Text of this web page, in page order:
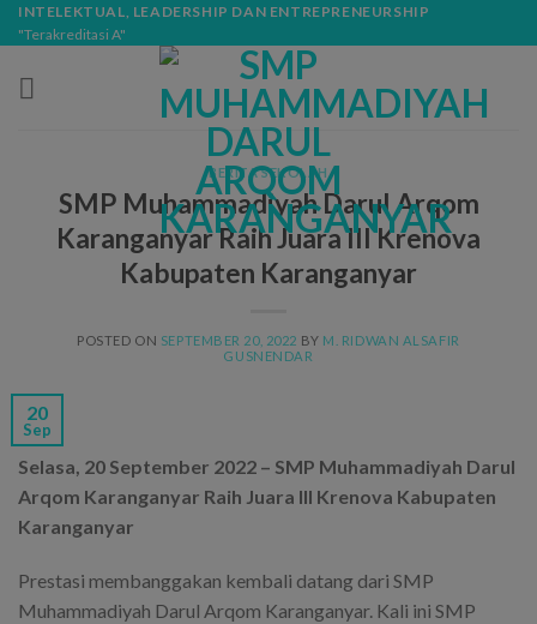
Skip
to
content
INTELEKTUAL, LEADERSHIP DAN ENTREPRENEURSHIP
"Terakreditasi A"
BERITA SEKOLAH
SMP Muhammadiyah Darul Arqom
Karanganyar Raih Juara III Krenova
Kabupaten Karanganyar
POSTED ON SEPTEMBER 20, 2022 BY M. RIDWAN ALSAFIR
GUSNENDAR
20
Sep
Selasa, 20 September 2022 – SMP Muhammadiyah Darul
Arqom Karanganyar Raih Juara III Krenova Kabupaten
Karanganyar
Prestasi membanggakan kembali datang dari SMP
Muhammadiyah Darul Arqom Karanganyar. Kali ini SMP
modal-check